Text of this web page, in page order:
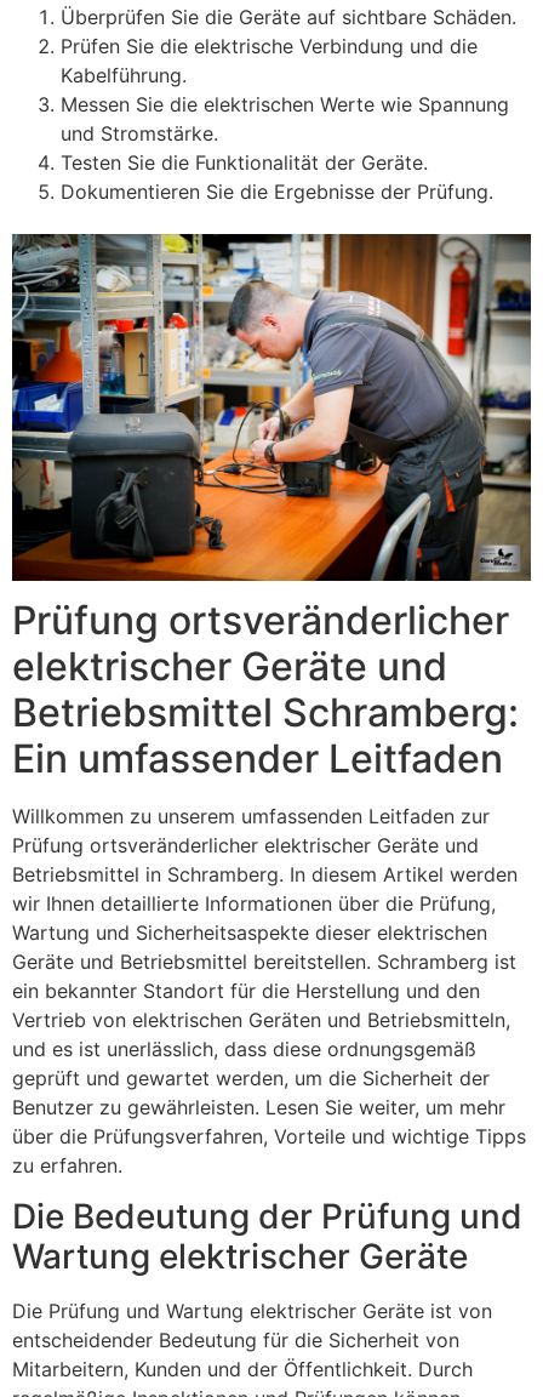
Überprüfen Sie die Geräte auf sichtbare Schäden.
Prüfen Sie die elektrische Verbindung und die
Kabelführung.
Messen Sie die elektrischen Werte wie Spannung
und Stromstärke.
Testen Sie die Funktionalität der Geräte.
Dokumentieren Sie die Ergebnisse der Prüfung.
Prüfung ortsveränderlicher
elektrischer Geräte und
Betriebsmittel Schramberg:
Ein umfassender Leitfaden
Willkommen zu unserem umfassenden Leitfaden zur
Prüfung ortsveränderlicher elektrischer Geräte und
Betriebsmittel in Schramberg. In diesem Artikel werden
wir Ihnen detaillierte Informationen über die Prüfung,
Wartung und Sicherheitsaspekte dieser elektrischen
Geräte und Betriebsmittel bereitstellen. Schramberg ist
ein bekannter Standort für die Herstellung und den
Vertrieb von elektrischen Geräten und Betriebsmitteln,
und es ist unerlässlich, dass diese ordnungsgemäß
geprüft und gewartet werden, um die Sicherheit der
Benutzer zu gewährleisten. Lesen Sie weiter, um mehr
über die Prüfungsverfahren, Vorteile und wichtige Tipps
zu erfahren.
Die Bedeutung der Prüfung und
Wartung elektrischer Geräte
Die Prüfung und Wartung elektrischer Geräte ist von
entscheidender Bedeutung für die Sicherheit von
Mitarbeitern, Kunden und der Öffentlichkeit. Durch